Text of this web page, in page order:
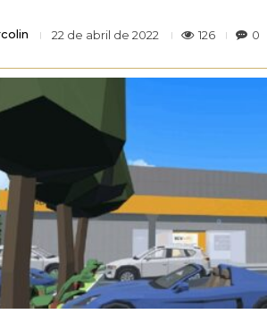
22 de abril de 2022 126 0